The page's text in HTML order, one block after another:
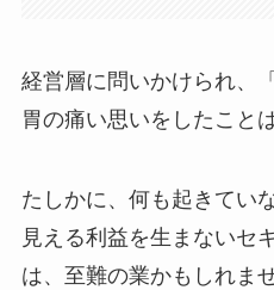
経営層に問いかけられ、
胃の痛い思いをしたこと
たしかに、何も起きてい
見える利益を生まないセ
は、至難の業かもしれませ